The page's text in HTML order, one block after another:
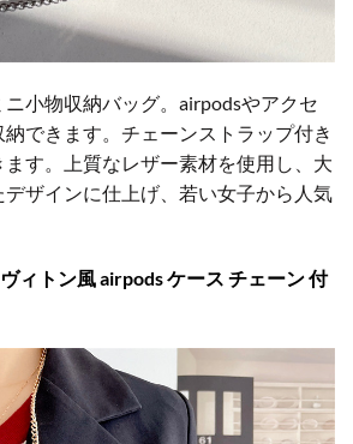
ニ小物収納バッグ。airpodsやアクセ
できます。チェーンストラップ付き
す。上質なレザー素材を使用し、大
デザインに仕上げ、若い女子から人気
ィトン風 airpods ケース チェーン 付